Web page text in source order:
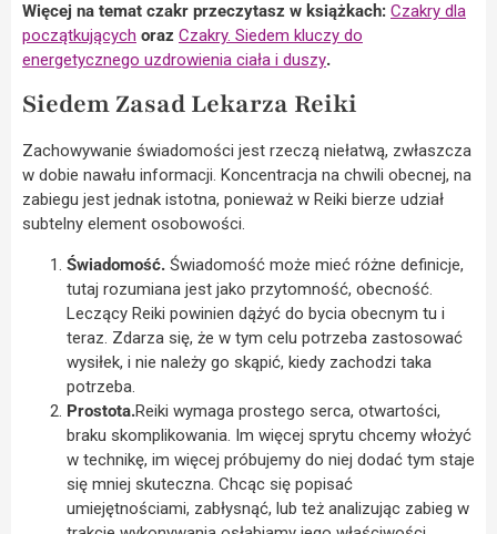
Więcej na temat czakr przeczytasz w książkach: Czakry dla
początkujących oraz Czakry. Siedem kluczy do
energetycznego uzdrowienia ciała i duszy.
Siedem Zasad Lekarza Reiki
Zachowywanie świadomości jest rzeczą niełatwą, zwłaszcza
w dobie nawału informacji. Koncentracja na chwili obecnej, na
zabiegu jest jednak istotna, ponieważ w Reiki bierze udział
subtelny element osobowości.
Świadomość. Świadomość może mieć różne definicje,
tutaj rozumiana jest jako przytomność, obecność.
Leczący Reiki powinien dążyć do bycia obecnym tu i
teraz. Zdarza się, że w tym celu potrzeba zastosować
wysiłek, i nie należy go skąpić, kiedy zachodzi taka
potrzeba.
Prostota.Reiki wymaga prostego serca, otwartości,
braku skomplikowania. Im więcej sprytu chcemy włożyć
w technikę, im więcej próbujemy do niej dodać tym staje
się mniej skuteczna. Chcąc się popisać
umiejętnościami, zabłysnąć, lub też analizując zabieg w